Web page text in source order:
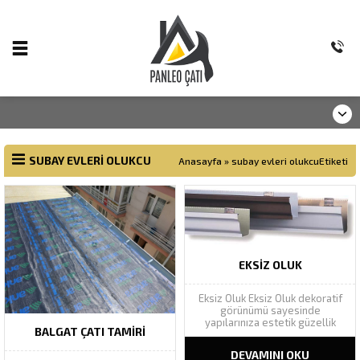
SUBAY EVLERI OLUKCU Anasayfa » subay evleri olukcuEtiketi
BALGAT ÇATI TAMIRI
EKSIZ OLUK
Eksiz Oluk Eksiz Oluk dekoratif
görünümü sayesinde
yapılarınıza estetik güzellik
katarak yapı bütünlüğünü
DEVAMINI OKU